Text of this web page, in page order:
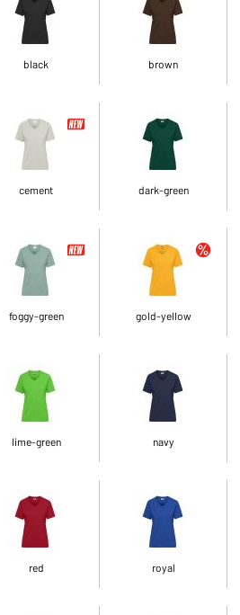
black brown
cement dark-green
foggy-green gold-yellow
lime-green navy
red royal